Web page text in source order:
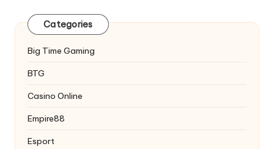
Categories
Big Time Gaming
BTG
Casino Online
Empire88
Esport